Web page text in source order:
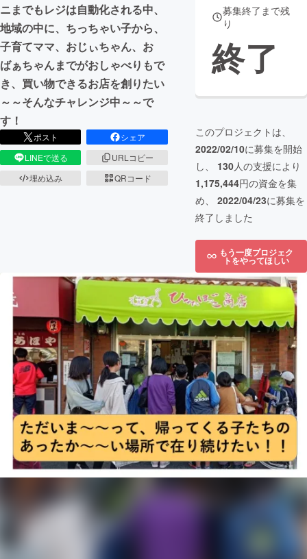
ニまでもレジは自動化される中、
地域の中に、ちっちゃい子から、
子育てママ、おじぃちゃん、お
ばぁちゃんまでがおしゃべりもで
き、買い物できるお店を創りたい
～～そんなチャレンジ中～～で
す！
ポスト
シェア
LINEで送る
URLコピー
埋め込み
QRコード
募集終了まで残
り
終了
このプロジェクトは、
2022/02/10に募集を開始
し、 130人の支援により
1,175,444円の資金を集
め、 2022/04/23に募集を
終了しました
もう一度プロジェク
トをやってほしい